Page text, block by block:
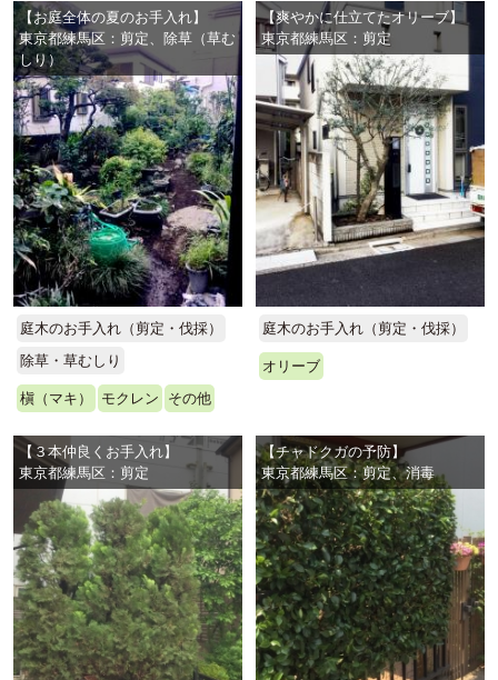
【お庭全体の夏のお手入れ】
東京都練馬区：剪定、除草（草む
しり）
庭木のお手入れ（剪定・伐採）
除草・草むしり
槇（マキ） モクレン その他
【爽やかに仕立てたオリーブ】
東京都練馬区：剪定
庭木のお手入れ（剪定・伐採）
オリーブ
【３本仲良くお手入れ】
東京都練馬区：剪定
【チャドクガの予防】
東京都練馬区：剪定、消毒